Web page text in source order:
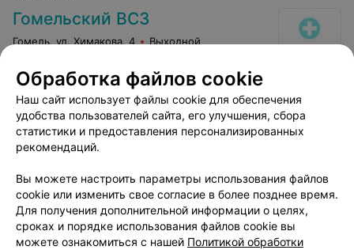
Гомельский ВСЗ
Гомель, ул. Химакова, 4 Выходной
Дарсонвализация местная
Цена по запросу
Обработка файлов cookie
Наш сайт использует файлы cookie для обеспечения
удобства пользователей сайта, его улучшения, сбора
статистики и предоставления персонализированных
рекомендаций.
Вы можете настроить параметры использования файлов
cookie или изменить свое согласие в более позднее время.
Для получения дополнительной информации о целях,
сроках и порядке использования файлов cookie вы
можете ознакомиться с нашей Политикой обработки